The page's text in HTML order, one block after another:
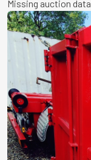
Missing auction data